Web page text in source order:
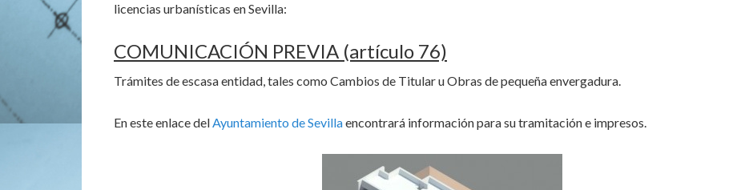
licencias urbanísticas en Sevilla:
COMUNICACIÓN PREVIA (artículo 76)
Trámites de escasa entidad, tales como Cambios de Titular u Obras de pequeña envergadura.
En este enlace delAyuntamiento de Sevillaencontrará información para su tramitación e impresos.